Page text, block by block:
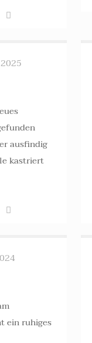
ausfindig
kastriert
ein ruhiges